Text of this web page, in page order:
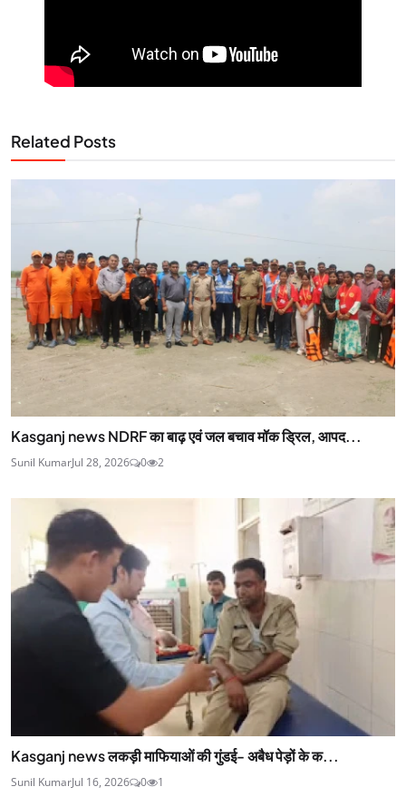
Related Posts
Kasganj news NDRF का बाढ़ एवं जल बचाव मॉक ड्रिल, आपद...
Sunil KumarJul 28, 2026 0 2
Kasganj news लकड़ी माफियाओं की गुंडई- अबैध पेड़ों के क...
Sunil KumarJul 16, 2026 0 1